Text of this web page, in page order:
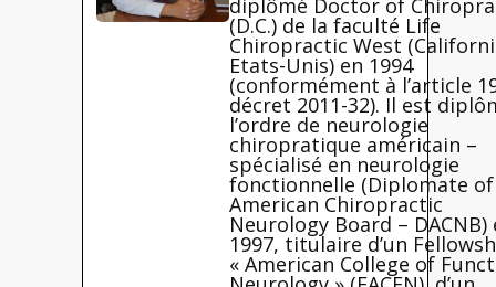
diplômé Doctor of
(D.C.) de la faculté Life
Chiropractic West
Etats-Unis) en 1994
(conformément à l’article
décret 2011-32). Il est
l’ordre de neurologie
chiropratique américain –
spécialisé en neurologie
fonctionnelle (Diplomate
American Chiropractic
Neurology Board – DACNB)
1997, titulaire d’un
« American College of